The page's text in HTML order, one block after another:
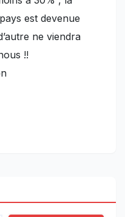
est devenue
ne viendra
!!